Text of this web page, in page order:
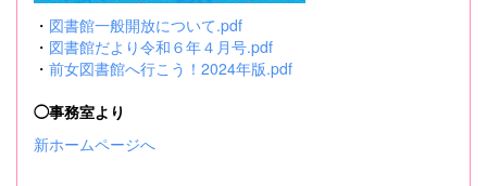
・ 図書館一般開放について.pdf
・ 図書館だより令和６年４月号.pdf
・ 前女図書館へ行こう！2024年版.pdf
◯事務室より
新ホームページへ